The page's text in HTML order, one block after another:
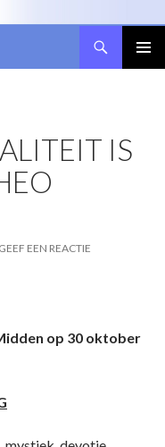
IS
GEEF EEN REACTIE
op 30 oktober